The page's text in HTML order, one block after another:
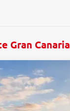
Gran Canaria